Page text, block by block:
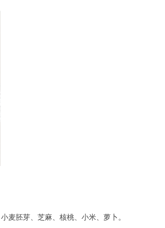
麦胚芽、芝麻、核桃、小米、萝卜。